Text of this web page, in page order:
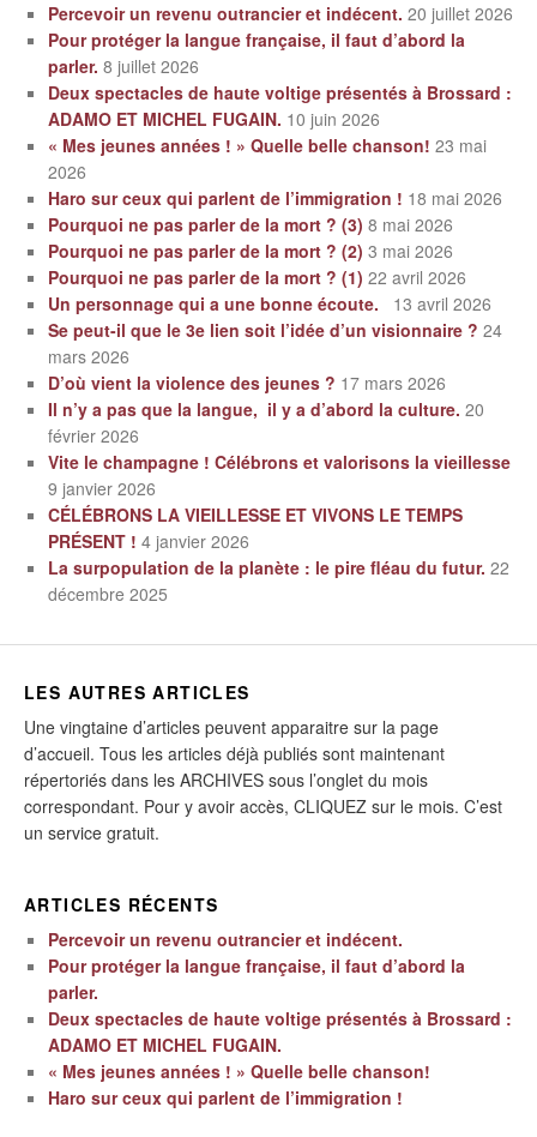
Percevoir un revenu outrancier et indécent. 20 juillet 2026
Pour protéger la langue française, il faut d’abord la
parler. 8 juillet 2026
Deux spectacles de haute voltige présentés à Brossard :
ADAMO ET MICHEL FUGAIN. 10 juin 2026
« Mes jeunes années ! » Quelle belle chanson! 23 mai
2026
Haro sur ceux qui parlent de l’immigration ! 18 mai 2026
Pourquoi ne pas parler de la mort ? (3) 8 mai 2026
Pourquoi ne pas parler de la mort ? (2) 3 mai 2026
Pourquoi ne pas parler de la mort ? (1) 22 avril 2026
Un personnage qui a une bonne écoute.
13 avril 2026
Se peut-il que le 3e lien soit l’idée d’un visionnaire ? 24
mars 2026
D’où vient la violence des jeunes ? 17 mars 2026
Il n’y a pas que la langue, il y a d’abord la culture. 20
février 2026
Vite le champagne ! Célébrons et valorisons la vieillesse
9 janvier 2026
CÉLÉBRONS LA VIEILLESSE ET VIVONS LE TEMPS
PRÉSENT ! 4 janvier 2026
La surpopulation de la planète : le pire fléau du futur. 22
décembre 2025
LES AUTRES ARTICLES
Une vingtaine d’articles peuvent apparaitre sur la page
d’accueil. Tous les articles déjà publiés sont maintenant
répertoriés dans les ARCHIVES sous l’onglet du mois
correspondant. Pour y avoir accès, CLIQUEZ sur le mois. C’est
un service gratuit.
ARTICLES RÉCENTS
Percevoir un revenu outrancier et indécent.
Pour protéger la langue française, il faut d’abord la
parler.
Deux spectacles de haute voltige présentés à Brossard :
ADAMO ET MICHEL FUGAIN.
« Mes jeunes années ! » Quelle belle chanson!
Haro sur ceux qui parlent de l’immigration !